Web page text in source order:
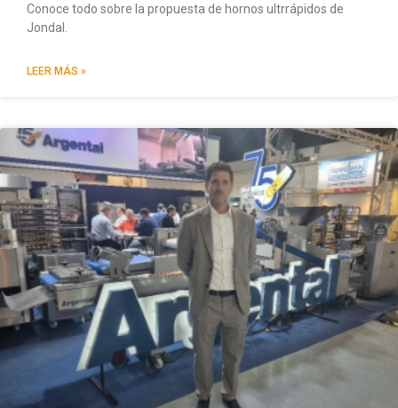
Conoce todo sobre la propuesta de hornos ultrrápidos de
Jondal.
LEER MÁS »